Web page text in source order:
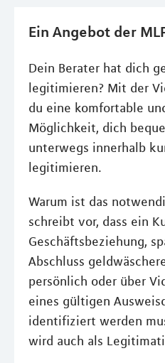
Ein Angebot der
Dein Berater hat dich
legitimieren? Mit der
du eine komfortable
Möglichkeit, dich
unterwegs innerhalb
legitimieren.
Warum ist das
schreibt vor, dass ein
Geschäftsbeziehung,
Abschluss
persönlich oder über
eines gültigen
identifiziert werden
wird auch als